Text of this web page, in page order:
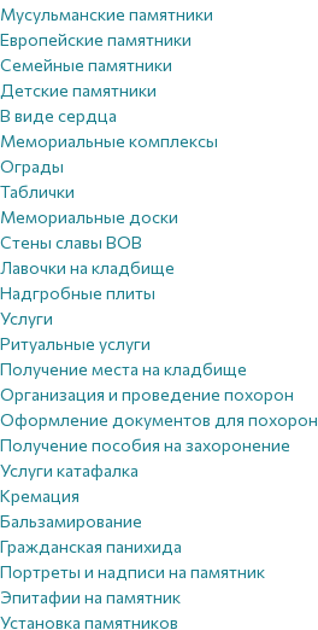
Мусульманские памятники
Европейские памятники
Семейные памятники
Детские памятники
В виде сердца
Мемориальные комплексы
Ограды
Таблички
Мемориальные доски
Стены славы ВОВ
Лавочки на кладбище
Надгробные плиты
Услуги
Ритуальные услуги
Получение места на кладбище
Организация и проведение похорон
Оформление документов для похорон
Получение пособия на захоронение
Услуги катафалка
Кремация
Бальзамирование
Гражданская панихида
Портреты и надписи на памятник
Эпитафии на памятник
Установка памятников